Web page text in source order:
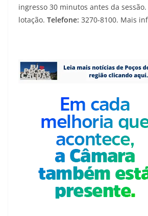
ingresso 30 minutos antes da
lotação. Telefone: 3270-8100. Mais